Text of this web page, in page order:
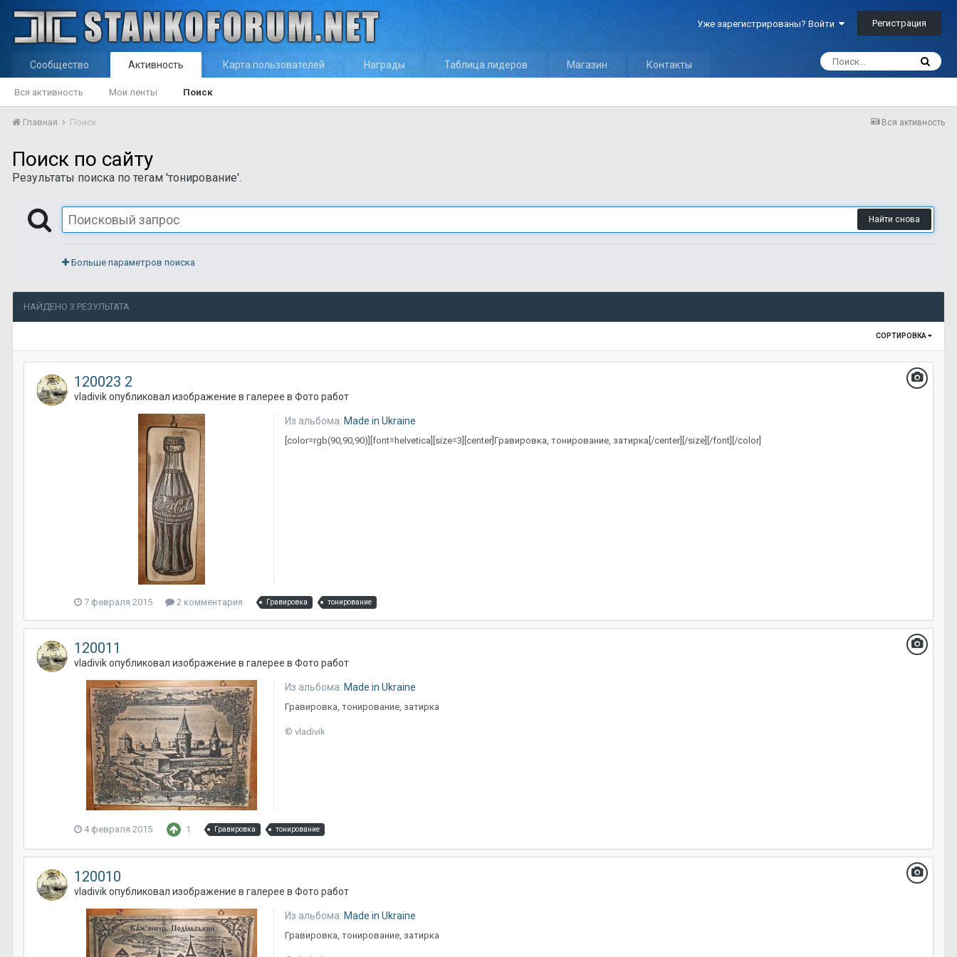
Уже зарегистрированы? Войти Регистрация
Сообщество Активность
Вся активность Мои ленты Поиск
Карта пользователей Награды Таблица лидеров Магазин Контакты
Вся активность
Главная Поиск
Поиск по сайту
Результаты поиска по тегам 'тонирование'.
Найти снова
Больше параметров поиска
НАЙДЕНО 3 РЕЗУЛЬТАТА
СОРТИРОВКА
120023 2
vladivikопубликовал изображение в галерее в Фото работ
Из альбома: Made in Ukraine
[color=rgb(90,90,90)][font=helvetica][size=3][center]Гравировка, тонирование, затирка[/center][/size][/font][/color]
7 февраля 2015 2 комментария Гравировка тонирование
120011
vladivikопубликовал изображение в галерее в Фото работ
Из альбома: Made in Ukraine
Гравировка, тонирование, затирка
© vladivik
4 февраля 2015 1 Гравировка тонирование
120010
vladivikопубликовал изображение в галерее в Фото работ
Из альбома: Made in Ukraine
Гравировка, тонирование, затирка